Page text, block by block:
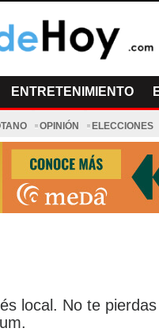
ENTRETENIMIENTO
OPINIÓN ELECCIONES
local. No te pierdas